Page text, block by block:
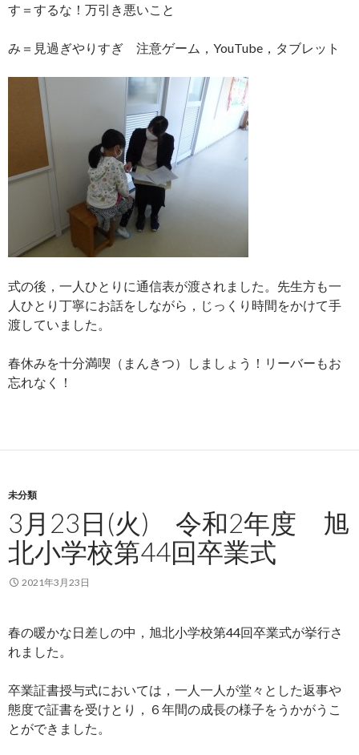
す＝するな！万引き悪いこと
み＝見過ぎやりすぎ 注意ゲーム，YouTube，タブレット
式の後，一人ひとりに通信表が渡されました。先生方も一
人ひとり丁寧にお話をしながら，じっくり時間をかけて手
渡していました。
春休みを十分満喫（まんきつ）しましょう！リーバーもお
忘れなく！
未分類
3月23日(火) 令和2年度 旭
北小学校第44回卒業式
2021年3月23日
春の暖かな日差しの中，旭北小学校第44回卒業式が挙行さ
れました。
卒業証書授与式においては，一人一人が堂々とした返事や
態度で証書を受けとり，６年間の成長の様子をうかがうこ
とができました。